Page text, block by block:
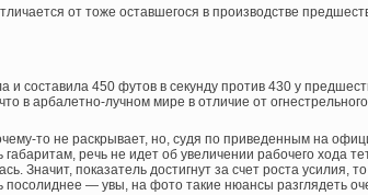
от тоже оставшегося в производстве
и составила 450 футов в секунду против 430 у
в арбалетно-лучном мире в отличие от
то не раскрывает, но, судя по приведенным на
речь не идет об увеличении рабочего хода
Значит, показатель достигнут за счет роста усилия, то
посолиднее — увы, на фото такие нюансы разглядеть